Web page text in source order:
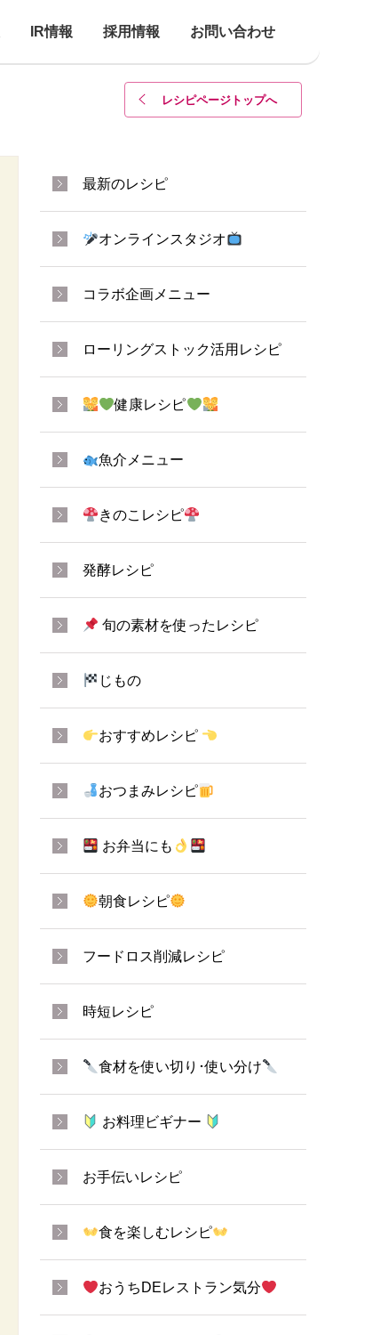
IR情報 採用情報 お問い合わせ
レシピページトップへ
最新のレシピ
オンラインスタジオ
コラボ企画メニュー
ローリングストック活用レシピ
健康レシピ
魚介メニュー
きのこレシピ
発酵レシピ
旬の素材を使ったレシピ
じもの
おすすめレシピ
おつまみレシピ
お弁当にも
朝食レシピ
フードロス削減レシピ
時短レシピ
食材を使い切り･使い分け
お料理ビギナー
お手伝いレシピ
食を楽しむレシピ
おうちDEレストラン気分